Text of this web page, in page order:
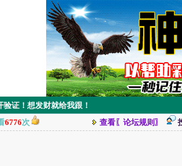
证！想发财就给我跟！
6776次 查看〖论坛规则〗